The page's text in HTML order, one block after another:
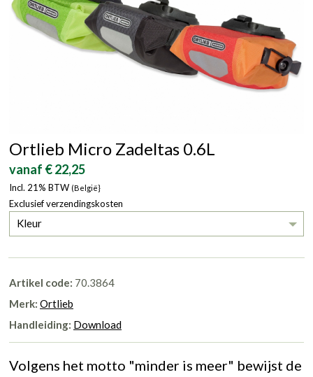
Ortlieb Micro Zadeltas 0.6L
vanaf € 22,25
Incl. 21% BTW (België}
Exclusief verzendingskosten
Kleur
Artikel code: 70.3864
Merk: Ortlieb
Handleiding: Download
Volgens het motto "minder is meer" bewijst de